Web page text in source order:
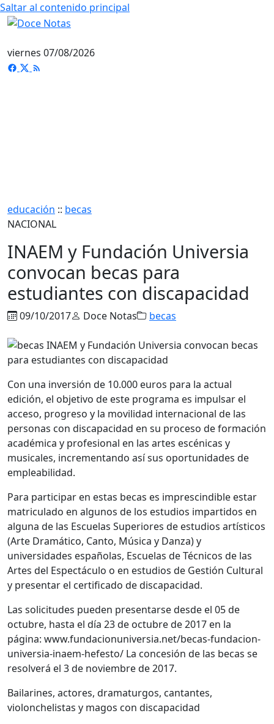
Saltar al contenido principal
viernes 07/08/2026
educación :: becas
NACIONAL
INAEM y Fundación Universia
convocan becas para
estudiantes con discapacidad
09/10/2017 Doce Notas becas
Con una inversión de 10.000 euros para la actual
edición, el objetivo de este programa es impulsar el
acceso, progreso y la movilidad internacional de las
personas con discapacidad en su proceso de formación
académica y profesional en las artes escénicas y
musicales, incrementando así sus oportunidades de
empleabilidad.
Para participar en estas becas es imprescindible estar
matriculado en algunos de los estudios impartidos en
alguna de las Escuelas Superiores de estudios artísticos
(Arte Dramático, Canto, Música y Danza) y
universidades españolas, Escuelas de Técnicos de las
Artes del Espectáculo o en estudios de Gestión Cultural
y presentar el certificado de discapacidad.
Las solicitudes pueden presentarse desde el 05 de
octubre, hasta el día 23 de octubre de 2017 en la
página: www.fundacionuniversia.net/becas-fundacion-
universia-inaem-hefesto/ La concesión de las becas se
resolverá el 3 de noviembre de 2017.
Bailarines, actores, dramaturgos, cantantes,
violonchelistas y magos con discapacidad